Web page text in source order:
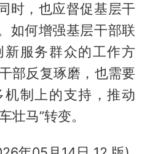
时，也应督促基层干
如何增强基层干部联
服务群众的工作方
部反复琢磨，也需要
制上的支持，推动
壮马”转变。